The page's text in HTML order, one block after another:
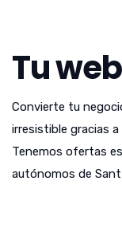
Tu
Convierte tu
irresistible gracias
Tenemos ofertas
autónomos de Sant